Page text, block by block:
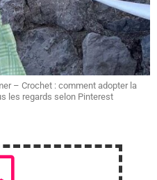
– Crochet : comment adopter la
les regards selon Pinterest